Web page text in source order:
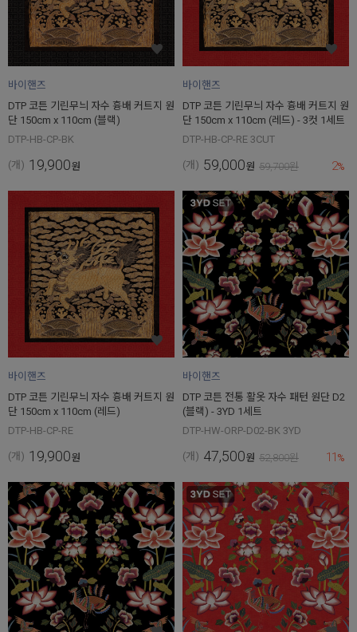
바이핸즈
DTP 코튼 기린무늬 자수 흉배 커트지 원
단 150cm x 110cm (블랙)
DTP-HB-CP-BK
(개) 19,900원
바이핸즈
DTP 코튼 기린무늬 자수 흉배 커트지 원
단 150cm x 110cm (레드) - 3컷 1세트
DTP-HB-CP-RE 3CUT
(개) 59,000원 59,700원 2%
바이핸즈
DTP 코튼 기린무늬 자수 흉배 커트지 원
단 150cm x 110cm (레드)
DTP-HB-CP-RE
(개) 19,900원
바이핸즈
DTP 코튼 전통 활옷 자수 패턴 원단 D2
(블랙) - 3YD 1세트
DTP-HW-ORP-D02-BK 3YD
(개) 47,500원 52,800원 11 %